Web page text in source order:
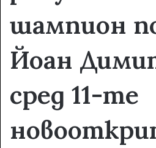
шампион
Йоан
сред 11-те